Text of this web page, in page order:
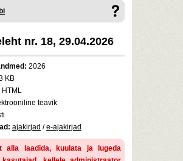
nr. 18, 29.04.2026
2026
KB
HTML
teavik
ajakirjad /e-ajakirjad
alla laadida, kuulata ja lugeda